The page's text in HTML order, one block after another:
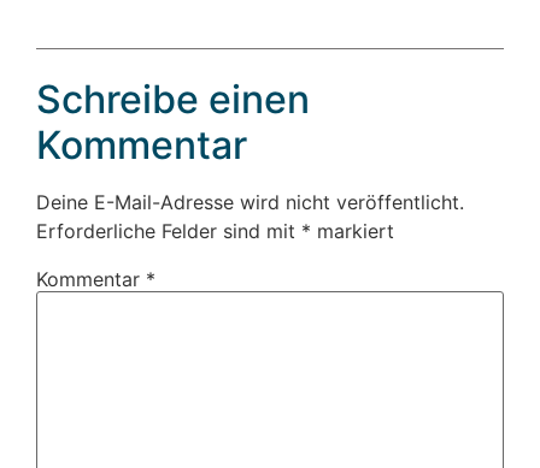
Schreibe einen
Kommentar
Deine E-Mail-Adresse wird nicht veröffentlicht.
Erforderliche Felder sind mit * markiert
Kommentar *